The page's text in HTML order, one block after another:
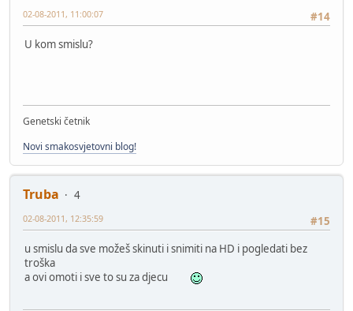
#14
02-08-2011, 11:00:07
U kom smislu?
Genetski četnik
Novi smakosvjetovni blog!
Truba
4
#15
02-08-2011, 12:35:59
u smislu da sve možeš skinuti i snimiti na HD i pogledati bez
troška
a ovi omoti i sve to su za djecu